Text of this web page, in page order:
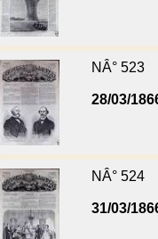
NÂ° 523
28/03/
NÂ° 524
31/03/